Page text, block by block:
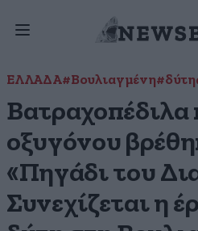
ΕΛΛΑΔΑ#Βουλιαγμένη
Βατραχοπέδιλα
οξυγόνου
«Πηγάδι του
Συνεχίζεται η